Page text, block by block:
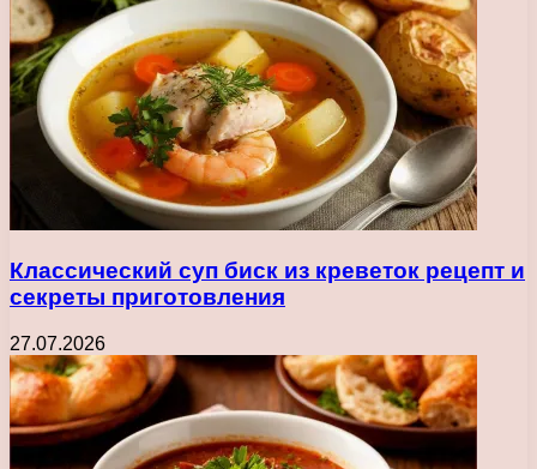
Классический суп биск из креветок рецепт и
секреты приготовления
27.07.2026